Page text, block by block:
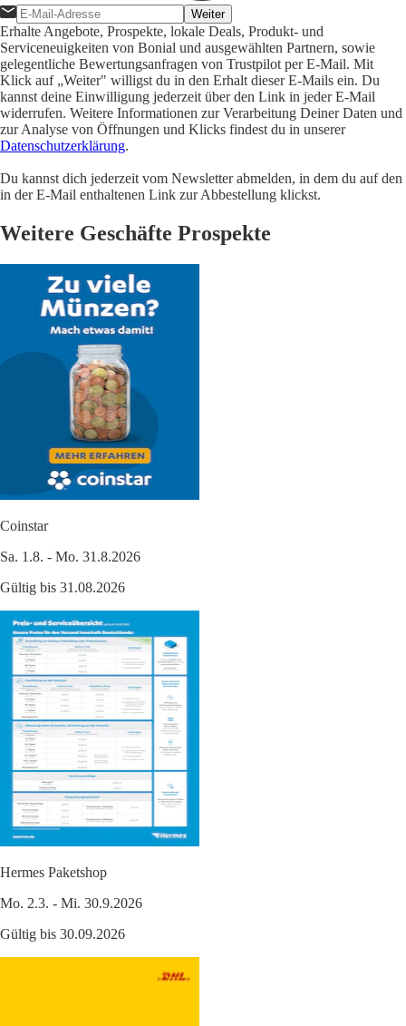
Weiter
Erhalte Angebote, Prospekte, lokale Deals, Produkt- und
Serviceneuigkeiten von Bonial und ausgewählten Partnern, sowie
gelegentliche Bewertungsanfragen von Trustpilot per E-Mail. Mit
Klick auf „Weiter" willigst du in den Erhalt dieser E-Mails ein. Du
kannst deine Einwilligung jederzeit über den Link in jeder E-Mail
widerrufen. Weitere Informationen zur Verarbeitung Deiner Daten und
zur Analyse von Öffnungen und Klicks findest du in unserer
Datenschutzerklärung.
Du kannst dich jederzeit vom Newsletter abmelden, in dem du auf den
in der E-Mail enthaltenen Link zur Abbestellung klickst.
Weitere Geschäfte Prospekte
Coinstar
Sa. 1.8. - Mo. 31.8.2026
Gültig bis 31.08.2026
Hermes Paketshop
Mo. 2.3. - Mi. 30.9.2026
Gültig bis 30.09.2026